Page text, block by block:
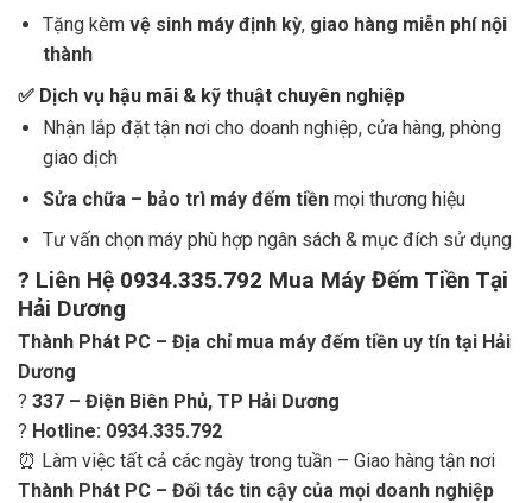
Tặng kèm vệ sinh máy định kỳ, giao hàng miễn phí nội
thành
✅ Dịch vụ hậu mãi & kỹ thuật chuyên nghiệp
Nhận lắp đặt tận nơi cho doanh nghiệp, cửa hàng, phòng
giao dịch
Sửa chữa – bảo trì máy đếm tiềnmọi thương hiệu
Tư vấn chọn máy phù hợp ngân sách & mục đích sử dụng
? Liên Hệ 0934.335.792 Mua Máy Đếm Tiền Tại
Hải Dương
Thành Phát PC – Địa chỉ mua máy đếm tiền uy tín tại Hải
Dương
? 337 – Điện Biên Phủ, TP Hải Dương
? Hotline: 0934.335.792
⏰ Làm việc tất cả các ngày trong tuần – Giao hàng tận nơi
Thành Phát PC – Đối tác tin cậy của mọi doanh nghiệp